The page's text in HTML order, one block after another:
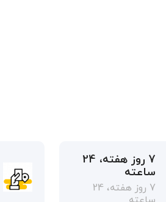
7 روز هفته، 24
ساعته
7 روز هفته، 24